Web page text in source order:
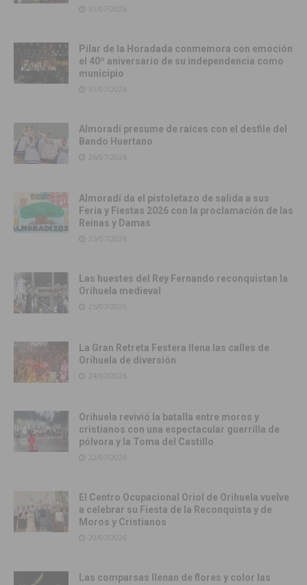
31/07/2026
Pilar de la Horadada conmemora con emoción
el 40º aniversario de su independencia como
municipio
31/07/2026
Almoradí presume de raíces con el desfile del
Bando Huertano
26/07/2026
Almoradí da el pistoletazo de salida a sus
Feria y Fiestas 2026 con la proclamación de las
Reinas y Damas
25/07/2026
Las huestes del Rey Fernando reconquistan la
Orihuela medieval
25/07/2026
La Gran Retreta Festera llena las calles de
Orihuela de diversión
24/07/2026
Orihuela revivió la batalla entre moros y
cristianos con una espectacular guerrilla de
pólvora y la Toma del Castillo
22/07/2026
El Centro Ocupacional Oriol de Orihuela vuelve
a celebrar su Fiesta de la Reconquista y de
Moros y Cristianos
20/07/2026
Las comparsas llenan de flores y color las